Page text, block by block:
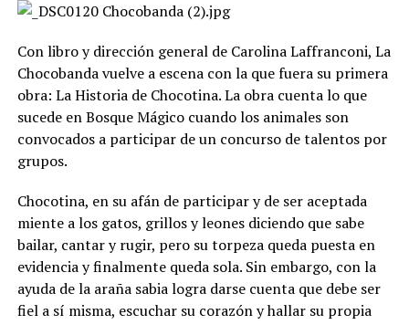
Con libro y dirección general de Carolina Laffranconi, La
Chocobanda vuelve a escena con la que fuera su primera
obra: La Historia de Chocotina. La obra cuenta lo que
sucede en Bosque Mágico cuando los animales son
convocados a participar de un concurso de talentos por
grupos.
Chocotina, en su afán de participar y de ser aceptada
miente a los gatos, grillos y leones diciendo que sabe
bailar, cantar y rugir, pero su torpeza queda puesta en
evidencia y finalmente queda sola. Sin embargo, con la
ayuda de la araña sabia logra darse cuenta que debe ser
fiel a sí misma, escuchar su corazón y hallar su propia